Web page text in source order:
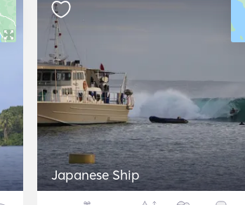
Japanese Ship